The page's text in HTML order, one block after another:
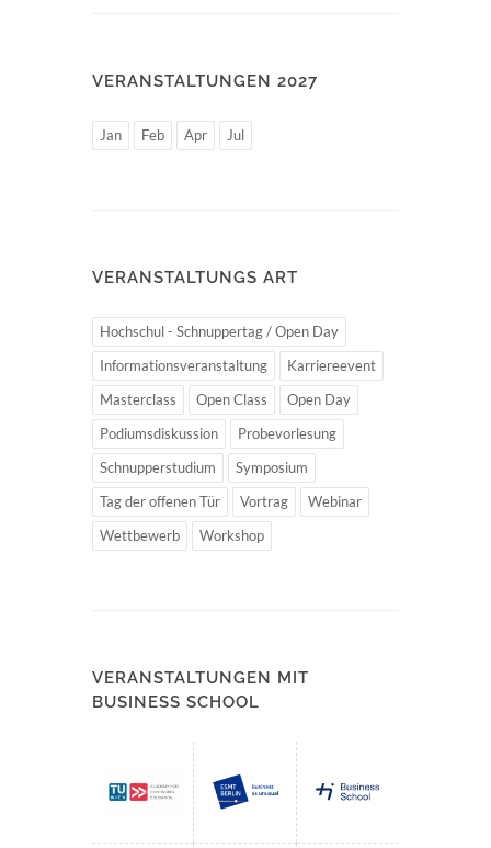
VERANSTALTUNGEN 2027
Jan Feb Apr Jul
VERANSTALTUNGS ART
Hochschul - Schnuppertag / Open Day
Informationsveranstaltung
Karriereevent
Masterclass
Open Class
Open Day
Podiumsdiskussion
Probevorlesung
Schnupperstudium
Symposium
Tag der offenen Tür
Vortrag
Webinar
Wettbewerb
Workshop
VERANSTALTUNGEN MIT
BUSINESS SCHOOL